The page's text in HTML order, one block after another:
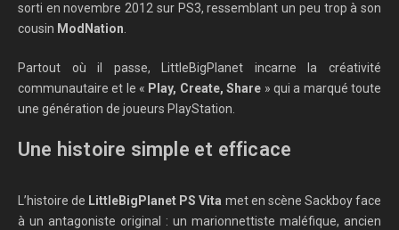
sorti en novembre 2012 sur PS3, ressemblant un peu trop à son
cousin ModNation.
Partout où il passe, LittleBigPlanet incarne la créativité
communautaire et le « Play, Create, Share » qui a marqué toute
une génération de joueurs PlayStation.
Une histoire simple et efficace
L’histoire de LittleBigPlanet PS Vita met en scène Sackboy face
à un antagoniste original : un marionnettiste maléfique, ancien